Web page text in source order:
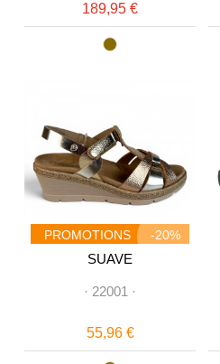
189,95 €
PROMOTIONS -20%
SUAVE
· 22001 ·
55,96 €